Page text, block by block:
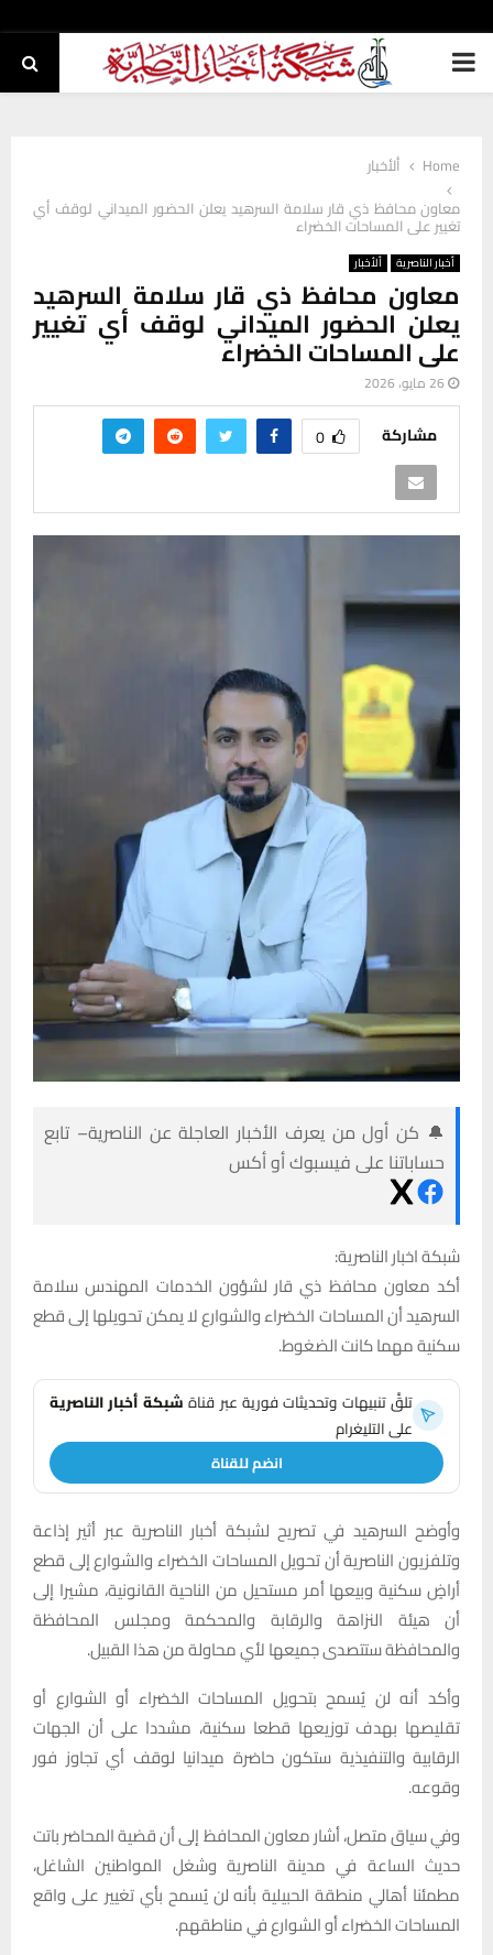
PRIMARY
Home
ألأخبار
معاون محافظ ذي قار سلامة السرهيد يعلن الحضور الميداني لوقف أي
تغيير على المساحات الخضراء
أخبار الناصرية ألأخبار
معاون محافظ ذي قار سلامة السرهيد
يعلن الحضور الميداني لوقف أي تغيير
على المساحات الخضراء
26 مايو، 2026
مشاركة 0
🔔 كن أول من يعرف الأخبار العاجلة عن الناصرية– تابع
حساباتنا على فيسبوك أو أكس
شبكة اخبار الناصرية:
أكد معاون محافظ ذي قار لشؤون الخدمات المهندس سلامة
السرهيد أن المساحات الخضراء والشوارع لا يمكن تحويلها إلى قطع
سكنية مهما كانت الضغوط.
تلقَّ تنبيهات وتحديثات فورية عبر قناةشبكة أخبار الناصرية
على التليغرام
انضم للقناة
وأوضح السرهيد في تصريح لشبكة أخبار الناصرية عبر أثير إذاعة
وتلفزيون الناصرية أن تحويل المساحات الخضراء والشوارع إلى قطع
أراضٍ سكنية وبيعها أمر مستحيل من الناحية القانونية، مشيرا إلى
أن هيئة النزاهة والرقابة والمحكمة ومجلس المحافظة
والمحافظة ستتصدى جميعها لأي محاولة من هذا القبيل.
وأكد أنه لن يُسمح بتحويل المساحات الخضراء أو الشوارع أو
تقليصها بهدف توزيعها قطعا سكنية، مشددا على أن الجهات
الرقابية والتنفيذية ستكون حاضرة ميدانيا لوقف أي تجاوز فور
وقوعه.
وفي سياق متصل، أشار معاون المحافظ إلى أن قضية المحاضر باتت
حديث الساعة في مدينة الناصرية وشغل المواطنين الشاغل،
مطمئنا أهالي منطقة الحبيلية بأنه لن يُسمح بأي تغيير على واقع
المساحات الخضراء أو الشوارع في مناطقهم.